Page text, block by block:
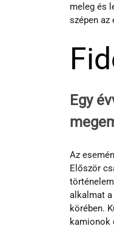
meleg és
szépen az
Egy
Az
Először
alkalmat a
körében.
kamionok